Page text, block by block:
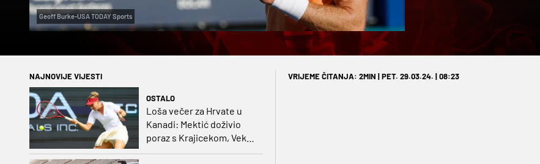
Geoff Burke-USA TODAY Sports
NAJNOVIJE VIJESTI
OSTALO
Loša večer za Hrvate u
Kanadi: Mektić doživio
poraz s Krajicekom, Vekić
VRIJEME ČITANJA: 2MIN | PET. 29.03.24. | 08:23